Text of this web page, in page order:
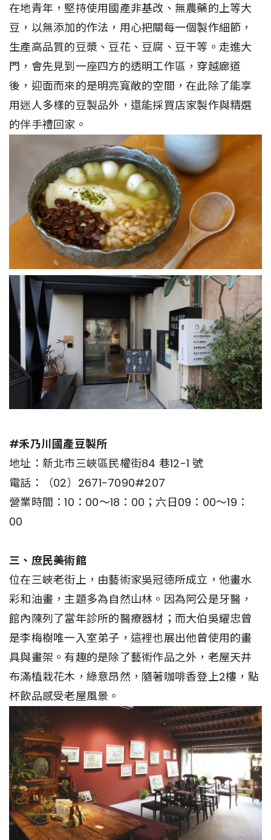
在地青年，堅持使用國產非基改、無農藥的上等大
豆，以無添加的作法，用心把關每一個製作細節，
生產高品質的豆漿、豆花、豆腐、豆干等。走進大
門，會先見到一座四方的透明工作區，穿越廊道
後，迎面而來的是明亮寬敞的空間，在此除了能享
用迷人多樣的豆製品外，還能採買店家製作與精選
的伴手禮回家。
#禾乃川國產豆製所
地址：新北市三峽區民權街84 巷12-1 號
電話：（02）2671-7090#207
營業時間：10：00～18：00；六日09：00～19：
00
三、庶民美術館
位在三峽老街上，由藝術家吳冠德所成立，他畫水
彩和油畫，主題多為自然山林。因為阿公是牙醫，
館內陳列了當年診所的醫療器材；而大伯吳耀忠曾
是李梅樹唯一入室弟子，這裡也展出他曾使用的畫
具與畫架。有趣的是除了藝術作品之外，老屋天井
布滿植栽花木，綠意昂然，隨著咖啡香登上2樓，點
杯飲品感受老屋風景。